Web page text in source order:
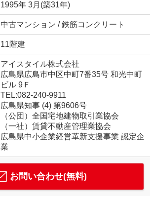
1995年 3月(築31年)
中古マンション / 鉄筋コンクリート
11階建
アイスタイル株式会社
広島県広島市中区中町7番35号 和光中町
ビル 9Ｆ
TEL:082-240-9911
広島県知事 (4) 第9606号
（公団）全国宅地建物取引業協会
（一社）賃貸不動産管理業協会
広島県中小企業経営革新支援事業 認定企
業
お問い合わせ(無料)